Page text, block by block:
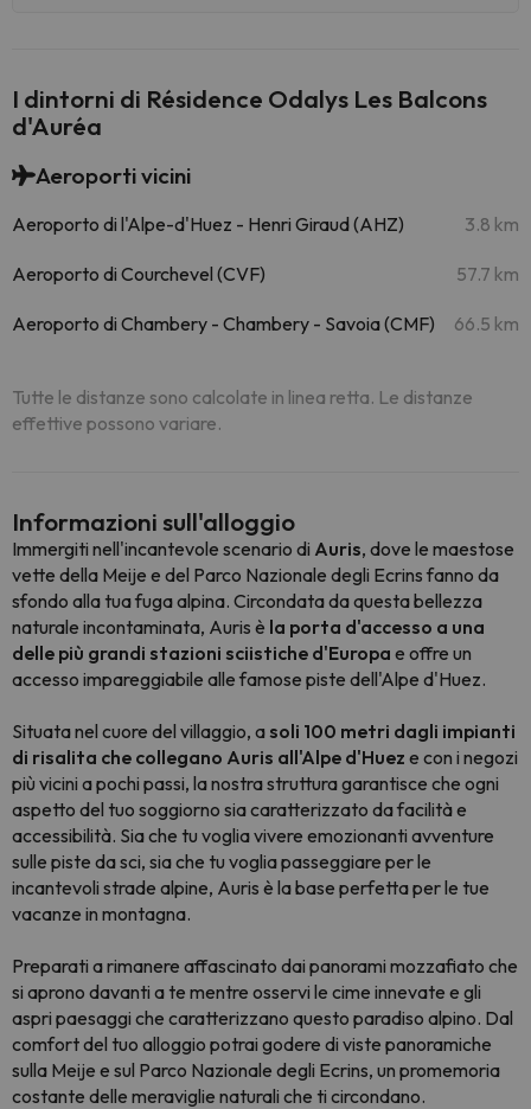
I dintorni di Résidence Odalys Les Balcons
d'Auréa
Aeroporti vicini
Aeroporto di l'Alpe-d'Huez - Henri Giraud (AHZ) 3.8 km
Aeroporto di Courchevel (CVF) 57.7 km
Aeroporto di Chambery - Chambery - Savoia (CMF) 66.5 km
Tutte le distanze sono calcolate in linea retta. Le distanze
effettive possono variare.
Informazioni sull'alloggio
Immergiti nell'incantevole scenario di Auris, dove le maestose
vette della Meije e del Parco Nazionale degli Ecrins fanno da
sfondo alla tua fuga alpina. Circondata da questa bellezza
naturale incontaminata, Auris è la porta d'accesso a una
delle più grandi stazioni sciistiche d'Europa e offre un
accesso impareggiabile alle famose piste dell'Alpe d'Huez.
Situata nel cuore del villaggio, a soli 100 metri dagli impianti
di risalita che collegano Auris all'Alpe d'Huez e con i negozi
più vicini a pochi passi, la nostra struttura garantisce che ogni
aspetto del tuo soggiorno sia caratterizzato da facilità e
accessibilità. Sia che tu voglia vivere emozionanti avventure
sulle piste da sci, sia che tu voglia passeggiare per le
incantevoli strade alpine, Auris è la base perfetta per le tue
vacanze in montagna.
Preparati a rimanere affascinato dai panorami mozzafiato che
si aprono davanti a te mentre osservi le cime innevate e gli
aspri paesaggi che caratterizzano questo paradiso alpino. Dal
comfort del tuo alloggio potrai godere di viste panoramiche
sulla Meije e sul Parco Nazionale degli Ecrins, un promemoria
costante delle meraviglie naturali che ti circondano.